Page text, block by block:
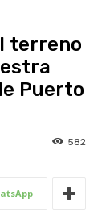
terreno
Puerto
582